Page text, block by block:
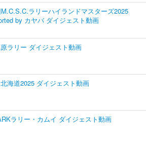
ラリーハイランドマスターズ2025
by カヤバ ダイジェスト動画
ラリー ダイジェスト動画
海道2025 ダイジェスト動画
ラリー・カムイ ダイジェスト動画